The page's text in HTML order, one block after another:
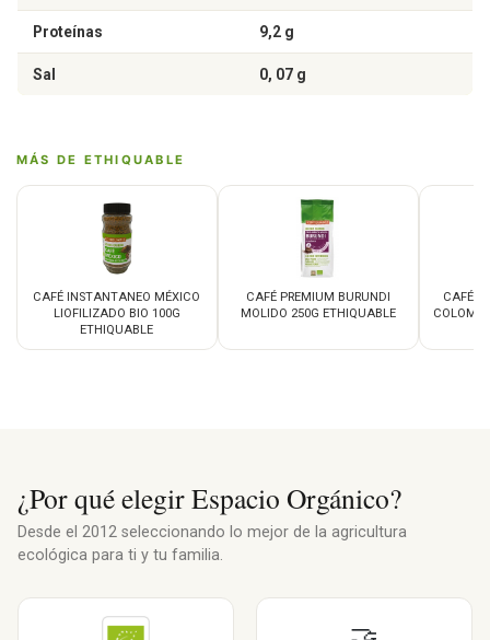
Proteínas 9,2 g
Sal 0, 07 g
MÁS DE ETHIQUABLE
CAFÉ INSTANTANEO MÉXICO
LIOFILIZADO BIO 100G
ETHIQUABLE
CAFÉ PREMIUM BURUNDI
MOLIDO 250G ETHIQUABLE
CAFÉ
¿Por qué elegir Espacio Orgánico?
Desde el 2012 seleccionando lo mejor de la agricultura
ecológica para ti y tu familia.